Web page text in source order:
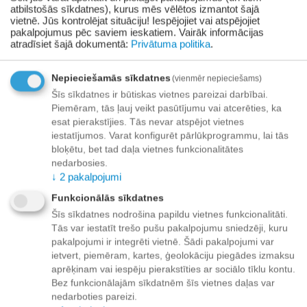
+
− Grozā
Piegāde
Preču izsniegšanas punktos -
bezmaksas!
Līdz dzīvokļa durvīm no 35.00 eur bezmaksas!
Līdz 34.99 EUR piegādes maksa:
Venipak kurjers - 3.90 EUR
Apmaksa
atbilstošās sīkdatnes), kurus mēs vēlētos izmantot šajā
vietnē. Jūs kontrolējat situāciju! Iespējojiet vai atspējojiet
pakalpojumus pēc saviem ieskatiem. Vairāk informācijas
atradīsiet šajā dokumentā: Privātuma politika.
Nepieciešamās sīkdatnes (vienmēr nepieciešams)
Šīs sīkdatnes ir būtiskas vietnes pareizai darbībai.
Piemēram, tās ļauj veikt pasūtījumu vai atcerēties, ka
esat pierakstījies. Tās nevar atspējot vietnes
iestatījumos. Varat konfigurēt pārlūkprogrammu, lai tās
bloķētu, bet tad daļa vietnes funkcionalitātes
nedarbosies.
↓ 2 pakalpojumi
Funkcionālās sīkdatnes
Šīs sīkdatnes nodrošina papildu vietnes funkcionalitāti.
Tās var iestatīt trešo pušu pakalpojumu sniedzēji, kuru
pakalpojumi ir integrēti vietnē. Šādi pakalpojumi var
ietvert, piemēram, kartes, ģeolokāciju piegādes izmaksu
aprēķinam vai iespēju pierakstīties ar sociālo tīklu kontu.
Bez funkcionālajām sīkdatnēm šīs vietnes daļas var
nedarboties pareizi.